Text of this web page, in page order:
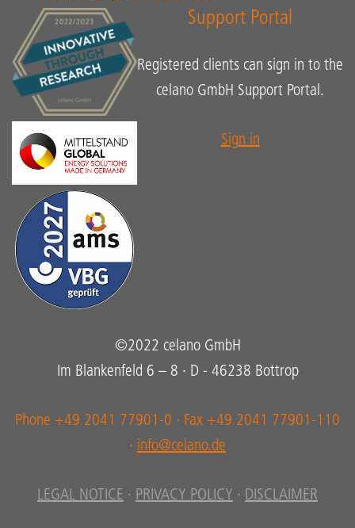
Support Portal
Registered clients can sign in to the
celano GmbH Support Portal.
Sign in
©2022 celano GmbH
Im Blankenfeld 6 – 8 · D - 46238 Bottrop
Phone +49 2041 77901-0 · Fax +49 2041 77901-110
· info@celano.de
LEGAL NOTICE · PRIVACY POLICY · DISCLAIMER